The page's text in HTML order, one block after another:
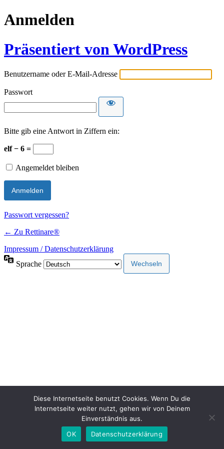
Anmelden
Präsentiert von WordPress
Benutzername oder E-Mail-Adresse
Passwort
Bitte gib eine Antwort in Ziffern ein:
elf − 6 =
Angemeldet bleiben
Passwort vergessen?
← Zu Rettinare®
Impressum / Datenschutzerklärung
Sprache
Diese Internetseite benutzt Cookies. Wenn Du die
Internetseite weiter nutzt, gehen wir von Deinem
Einverständnis aus.
OK
Datenschutzerklärung